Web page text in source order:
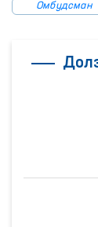
Омбудсман